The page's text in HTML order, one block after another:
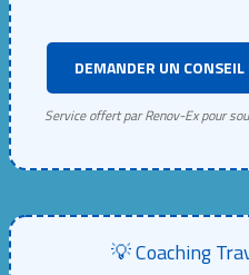
DEMANDER UN
Service offert par Renov-Ex pour
💡 Coaching